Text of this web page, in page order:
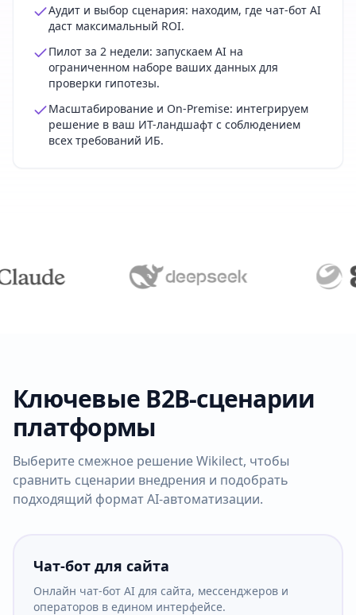
Аудит и выбор сценария: находим, где чат-бот AI
даст максимальный ROI.
Пилот за 2 недели: запускаем AI на
ограниченном наборе ваших данных для
проверки гипотезы.
Масштабирование и On-Premise: интегрируем
решение в ваш ИТ-ландшафт с соблюдением
всех требований ИБ.
Ключевые B2B-сценарии
платформы
Выберите смежное решение Wikilect, чтобы
сравнить сценарии внедрения и подобрать
подходящий формат AI-автоматизации.
Чат-бот для сайта
Онлайн чат-бот AI для сайта, мессенджеров и
операторов в едином интерфейсе.